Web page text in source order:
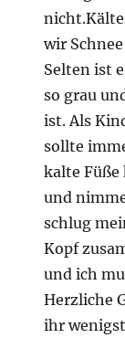
wir
Selten ist
so grau
ist. Als
sollte
kalte
und
schlug
Kopf
und ich
Herzliche
ihr